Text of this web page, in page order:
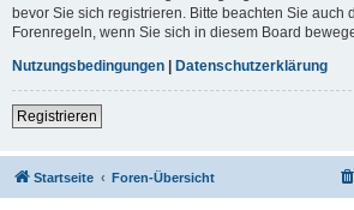
bevor Sie sich registrieren. Bitte beachten Sie auch
Forenregeln, wenn Sie sich in diesem Board
Nutzungsbedingungen | Datenschutzerklärung
Registrieren
Startseite Foren-Übersicht